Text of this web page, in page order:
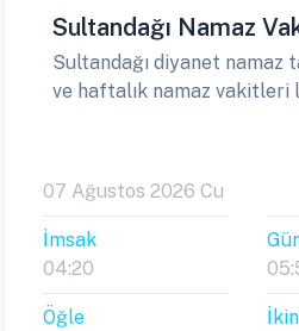
Sultandağı Namaz
Sultandağı diyanet namaz
ve haftalık namaz vakitleri
07 Ağustos 2026 Cu
İmsak
04:20
Öğle